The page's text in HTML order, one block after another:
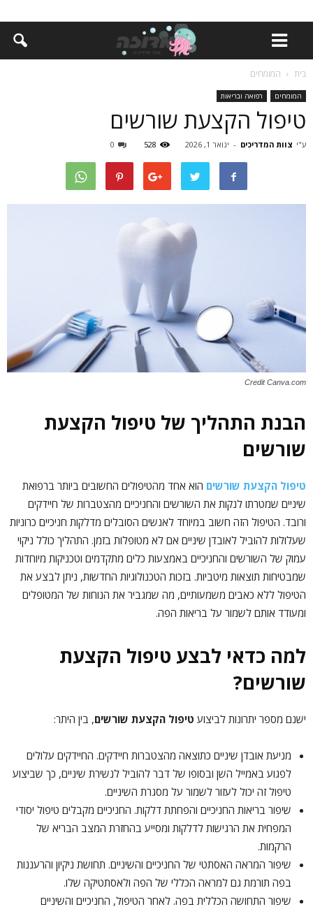
בית המומחים
המומחים רפואה ובריאות
טיפול הקצעת שורשים
ע"י צוות המדריכים - ינואר 1, 2026 528
0
Credit Canva.com
הבנת התהליך של טיפול הקצעת
שורשים
טיפול הקצעת שורשים הוא אחד מהטיפולים החשובים ביותר ברפואת
שיניים שמטרתו לנקות את השורשים והחניכיים מהצטברות של חיידקים
ורובד. הטיפול הזה חשוב במיוחד לאנשים הסובלים מדלקות חניכיים כרוניות
שעלולות להוביל לאובדן שיניים אם לא מטופלות בזמן. התהליך כולל ניקוי
עמוק של השורשים והחניכיים באמצעות כלים מתקדמים וטכניקות מיוחדות
שמבטיחות תוצאות מיטביות. בזכות הטכנולוגיות החדשות, ניתן לבצע את
הטיפול ללא כאבים משמעותיים, מה שמגביר את הנוחות של המטופלים
ומעודד אותם לשמור על בריאות הפה.
למה כדאי לבצע טיפול הקצעת
שורשים?
ישנם מספר יתרונות לביצוע טיפול הקצעת שורשים, בין היתר:
מניעת אובדן שיניים כתוצאה מהצטברות חיידקים. החיידקים עלולים
לפגוע באמייל השן ובסופו של דבר להוביל לנשירת שיניים, כך שביצוע
טיפול זה יכול לעזור לשמור על מסגרת השיניים.
שיפור בריאות החניכיים והפחתת דלקות. החניכיים מקבלים טיפול יסודי
המפחית את הרגישות לדלקות ומסייע בהחזרת המצב הבריא של
הרקמות.
שיפור המראה האסתטי של החניכיים והשיניים. תחושת ניקיון והרעננות
בפה תורמת גם למראה הכללי של הפה ולאסתטיקה שלו.
שיפור התחושה הכללית בפה. לאחר הטיפול, החניכיים והשיניים